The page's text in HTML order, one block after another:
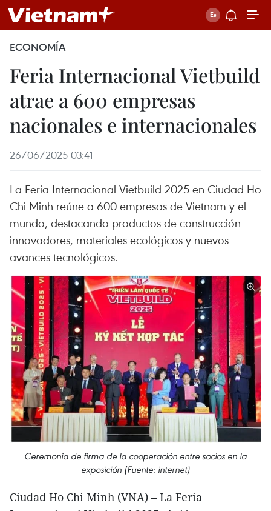
ECONOMÍA
Feria Internacional Vietbuild
atrae a 600 empresas
nacionales e internacionales
26/06/2025 03:41
La Feria Internacional Vietbuild 2025 en Ciudad Ho
Chi Minh reúne a 600 empresas de Vietnam y el
mundo, destacando productos de construcción
innovadores, materiales ecológicos y nuevos
avances tecnológicos.
Ceremonia de firma de la cooperación entre socios en la
exposición (Fuente: internet)
Ciudad Ho Chi Minh (VNA) – La Feria